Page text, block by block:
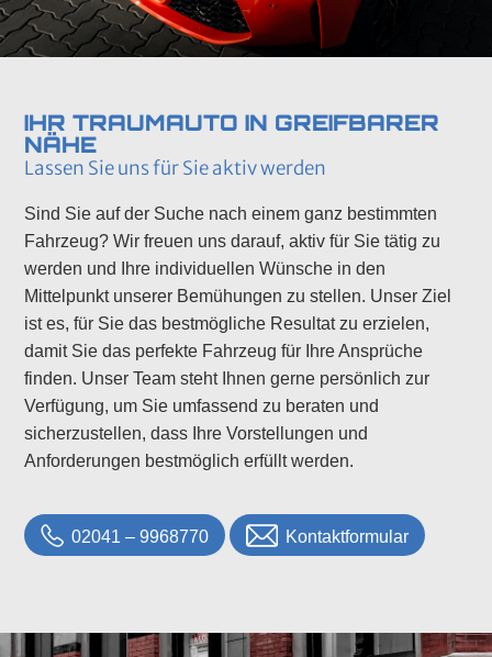
IHR TRAUMAUTO IN GREIFBARER
NÄHE
Lassen Sie uns für Sie aktiv werden
Sind Sie auf der Suche nach einem ganz bestimmten
Fahrzeug? Wir freuen uns darauf, aktiv für Sie tätig zu
werden und Ihre individuellen Wünsche in den
Mittelpunkt unserer Bemühungen zu stellen. Unser Ziel
ist es, für Sie das bestmögliche Resultat zu erzielen,
damit Sie das perfekte Fahrzeug für Ihre Ansprüche
finden. Unser Team steht Ihnen gerne persönlich zur
Verfügung, um Sie umfassend zu beraten und
sicherzustellen, dass Ihre Vorstellungen und
Anforderungen bestmöglich erfüllt werden.
02041 – 9968770 Kontaktformular